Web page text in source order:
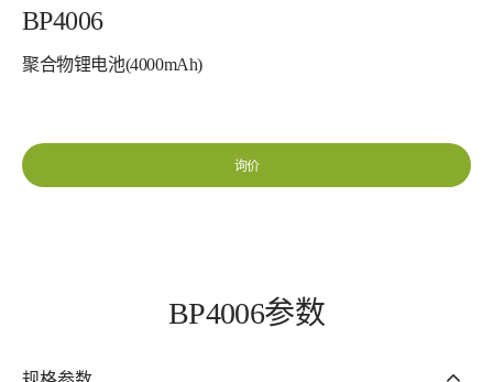
BP4006
聚合物锂电池(4000mAh)
询价
BP4006参数